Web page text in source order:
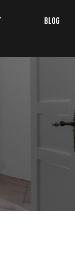
Blog